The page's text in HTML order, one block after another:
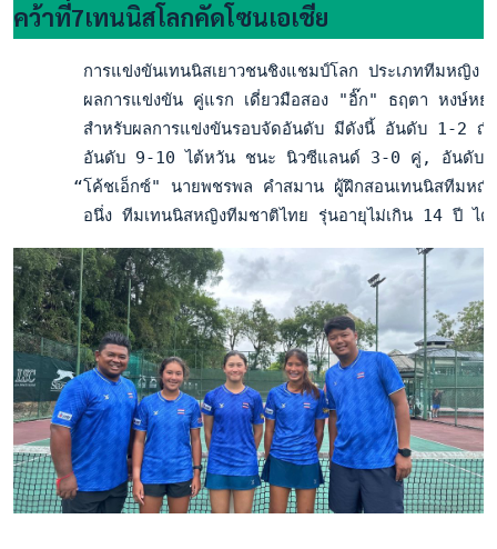
คว้าที่7เทนนิสโลกคัดโซนเอเชีย
การแข่งขันเทนนิสเยาวชนชิงแชมป์โลก ประเภททีมหญิง
ผลการแข่งขัน คู่แรก เดี่ยวมือสอง "อิ๊ก" ธฤตา หงษ์ห
สำหรับผลการแข่งขันรอบจัดอันดับ มีดังนี้ อันดับ 1-2
อันดับ 9-10 ไต้หวัน ชนะ นิวซีแลนด์ 3-0 คู่, อันดับ
“โค้ชเอ็กซ์" นายพชรพล คำสมาน ผู้ฝึกสอนเทนนิสทีมห
อนึ่ง ทีมเทนนิสหญิงทีมชาติไทย รุ่นอายุไม่เกิน 14 ปี